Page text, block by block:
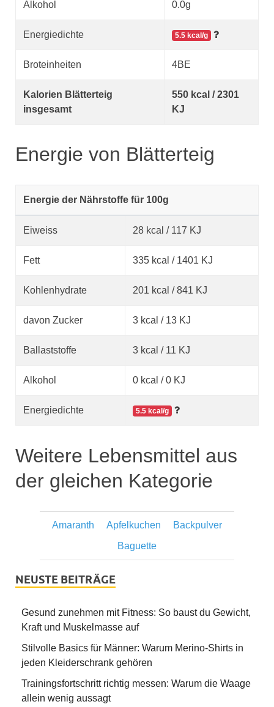
Alkohol 0.0g
Energiedichte 5.5 kcal/g
Broteinheiten 4BE
Kalorien Blätterteig
insgesamt
550 kcal / 2301
KJ
Energie von Blätterteig
Energie der Nährstoffe für 100g
Eiweiss 28 kcal / 117 KJ
Fett 335 kcal / 1401 KJ
Kohlenhydrate 201 kcal / 841 KJ
davon Zucker 3 kcal / 13 KJ
Ballaststoffe 3 kcal / 11 KJ
Alkohol 0 kcal / 0 KJ
Energiedichte 5.5 kcal/g
Weitere Lebensmittel aus
der gleichen Kategorie
Amaranth Apfelkuchen
Backpulver
Baguette
NEUSTE BEITRÄGE
Gesund zunehmen mit Fitness: So baust du Gewicht,
Kraft und Muskelmasse auf
Stilvolle Basics für Männer: Warum Merino-Shirts in
jeden Kleiderschrank gehören
Trainingsfortschritt richtig messen: Warum die Waage
allein wenig aussagt